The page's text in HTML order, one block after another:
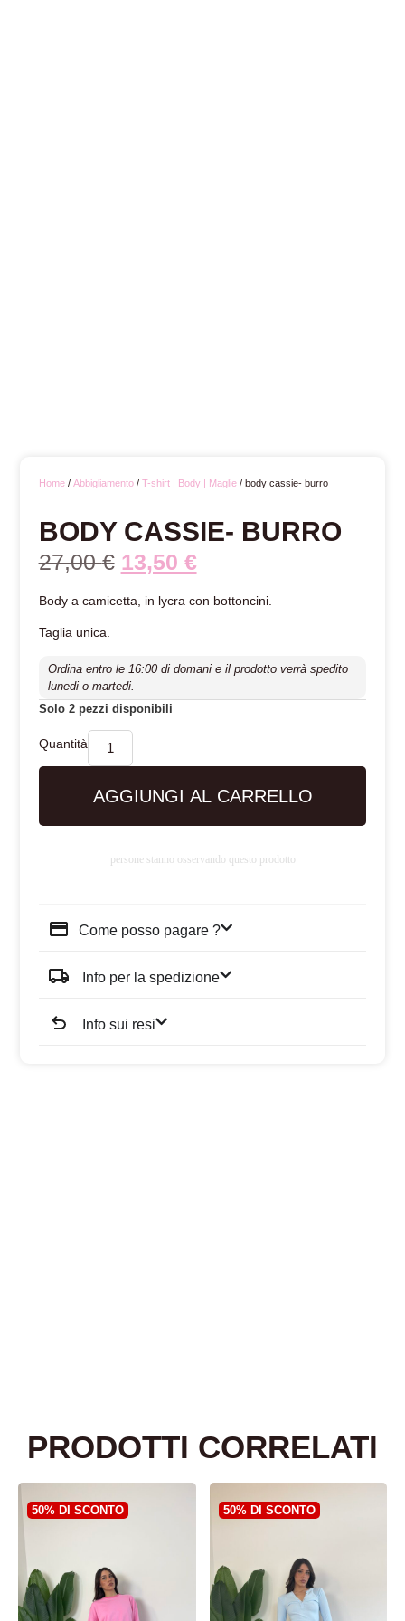
Home/ Abbigliamento/ T-shirt | Body | Maglie/ body cassie- burro
BODY CASSIE- BURRO
27,00€ 13,50 €
Body a camicetta, in lycra con bottoncini.
Taglia unica.
Ordina entro le 16:00 di domani e il prodotto verrà spedito
lunedi o martedi.
Solo 2 pezzi disponibili
AGGIUNGI AL CARRELLO
persone stanno osservando questo prodotto
Come posso pagare ?
Info per la spedizione
Info sui resi
PRODOTTI CORRELATI
50% DI SCONTO 50% DI SCONTO